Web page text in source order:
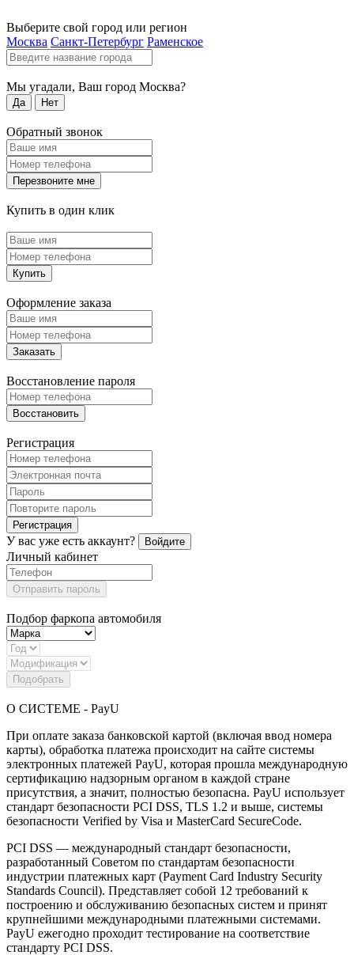
Выберите свой город или регион
Москва Санкт-Петербург Раменское
Мы угадали, Ваш город Москва?
Да Нет
Обратный звонок
Перезвоните мне
Купить в один клик
Купить
Оформление заказа
Заказать
Восстановление пароля
Восстановить
Регистрация
Регистрация
У вас уже есть аккаунт? Войдите
Личный кабинет
Отправить пароль
Подбор фаркопа автомобиля
Подобрать
О СИСТЕМЕ - PayU
При оплате заказа банковской картой (включая ввод номера
карты), обработка платежа происходит на сайте системы
электронных платежей PayU, которая прошла международную
сертификацию надзорным органом в каждой стране
присутствия, а значит, полностью безопасна. PayU использует
стандарт безопасности PCI DSS, TLS 1.2 и выше, системы
безопасности Verified by Visa и MasterCard SecureCode.
PCI DSS — международный стандарт безопасности,
разработанный Советом по стандартам безопасности
индустрии платежных карт (Payment Card Industry Security
Standards Council). Представляет собой 12 требований к
построению и обслуживанию безопасных систем и принят
крупнейшими международными платежными системами.
PayU ежегодно проходит тестирование на соответствие
стандарту PCI DSS.